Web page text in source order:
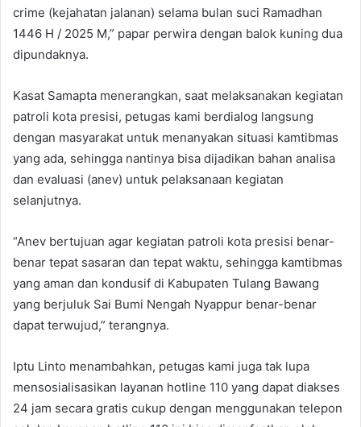
crime (kejahatan jalanan) selama bulan suci Ramadhan
1446 H / 2025 M,” papar perwira dengan balok kuning dua
dipundaknya.
Kasat Samapta menerangkan, saat melaksanakan kegiatan
patroli kota presisi, petugas kami berdialog langsung
dengan masyarakat untuk menanyakan situasi kamtibmas
yang ada, sehingga nantinya bisa dijadikan bahan analisa
dan evaluasi (anev) untuk pelaksanaan kegiatan
selanjutnya.
“Anev bertujuan agar kegiatan patroli kota presisi benar-
benar tepat sasaran dan tepat waktu, sehingga kamtibmas
yang aman dan kondusif di Kabupaten Tulang Bawang
yang berjuluk Sai Bumi Nengah Nyappur benar-benar
dapat terwujud,” terangnya.
Iptu Linto menambahkan, petugas kami juga tak lupa
mensosialisasikan layanan hotline 110 yang dapat diakses
24 jam secara gratis cukup dengan menggunakan telepon